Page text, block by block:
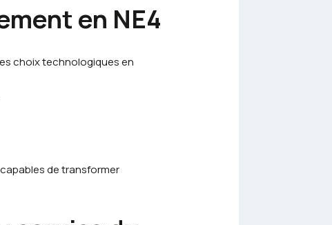
en NE4
choix technologiques en
de transformer